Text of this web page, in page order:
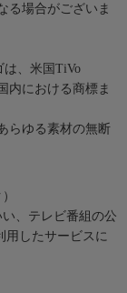
る場合がございま
は、米国TiVo
内における商標ま
らゆる素材の無断
い、テレビ番組の公
用したサービスに